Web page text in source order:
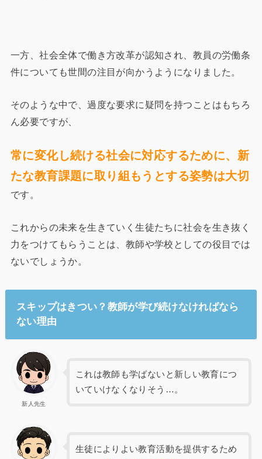
一方、社会全体で働き方改革が認知され、教員の労働条
件についても世間の注目が向かうようになりました。
そのような中で、過度な要求に疑問を持つことはもちろ
ん必要ですが、
常に変化し続ける社会に対応するために、新
たな教育課題に取り組もうとする姿勢は大切
です。
これからの未来を生きていく生徒たちに社会を生き抜く
力をつけてもらうことは、教師や学校としての役目では
ないでしょうか。
スキップはきつい？教師が学び続けなければなら
ない理由
新人先生
これは教師も学ばないと新しい教育につ
いていけなくなりそう…。
生徒によりよい教育活動を提供するため